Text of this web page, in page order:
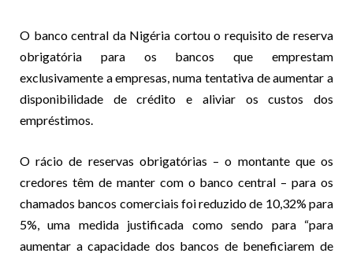
O banco central da Nigéria cortou o requisito de reserva
obrigatória para os bancos que emprestam
exclusivamente a empresas, numa tentativa de aumentar a
disponibilidade de crédito e aliviar os custos dos
empréstimos.
O rácio de reservas obrigatórias – o montante que os
credores têm de manter com o banco central – para os
chamados bancos comerciais foi reduzido de 10,32% para
5%, uma medida justificada como sendo para “para
aumentar a capacidade dos bancos de beneficiarem de